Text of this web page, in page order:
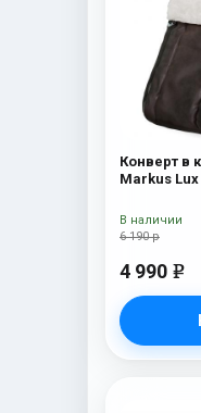
Конверт в
Markus
6 190 р
4 990 e
В наличии